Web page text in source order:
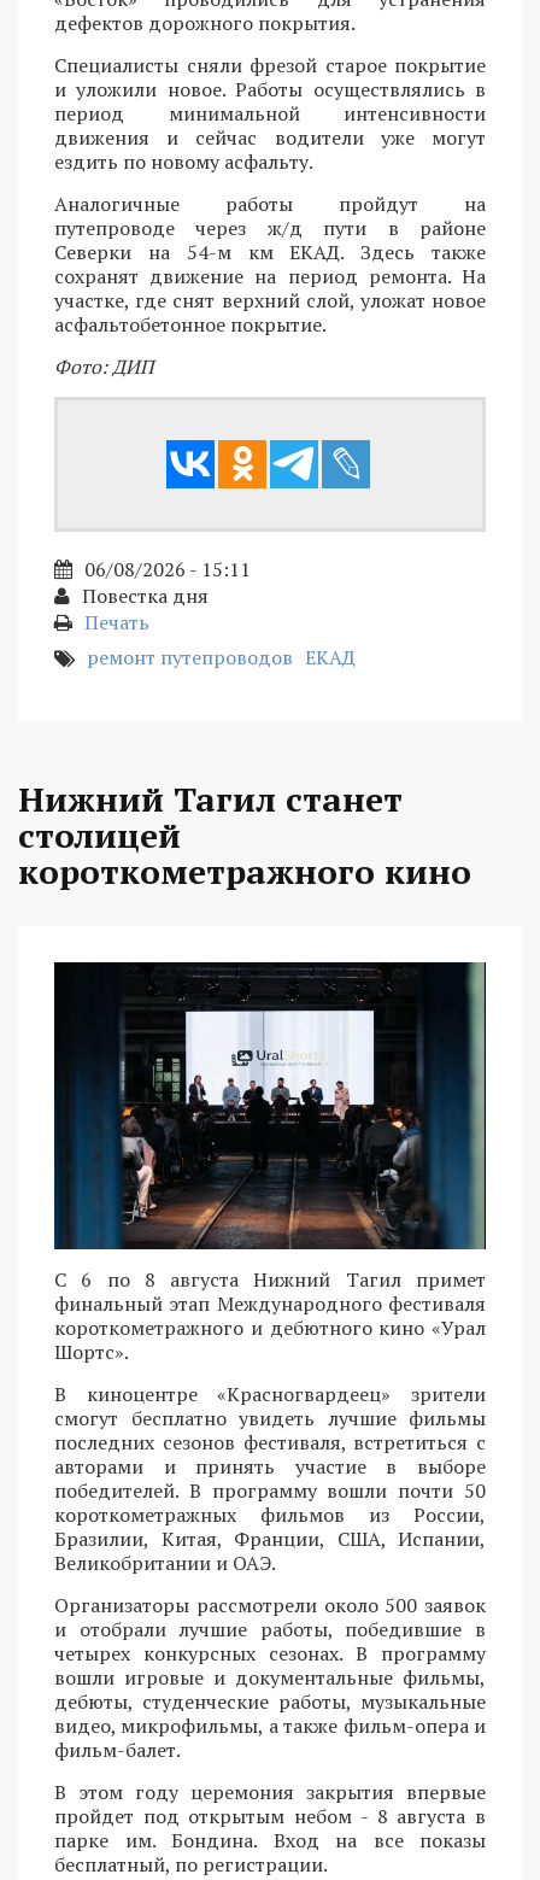
дефектов дорожного покрытия.
Специалисты сняли фрезой старое покрытие
и уложили новое. Работы осуществлялись в
период минимальной интенсивности
движения и сейчас водители уже могут
ездить по новому асфальту.
Аналогичные работы пройдут на
путепроводе через ж/д пути в районе
Северки на 54-м км ЕКАД. Здесь также
сохранят движение на период ремонта. На
участке, где снят верхний слой, уложат новое
асфальтобетонное покрытие.
Фото: ДИП
06/08/2026 - 15:11
Повестка дня
Печать
ремонт путепроводов ЕКАД
Нижний Тагил станет
столицей
короткометражного кино
С 6 по 8 августа Нижний Тагил примет
финальный этап Международного фестиваля
короткометражного и дебютного кино «Урал
Шортс».
В киноцентре «Красногвардеец» зрители
смогут бесплатно увидеть лучшие фильмы
последних сезонов фестиваля, встретиться с
авторами и принять участие в выборе
победителей. В программу вошли почти 50
короткометражных фильмов из России,
Бразилии, Китая, Франции, США, Испании,
Великобритании и ОАЭ.
Организаторы рассмотрели около 500 заявок
и отобрали лучшие работы, победившие в
четырех конкурсных сезонах. В программу
вошли игровые и документальные фильмы,
дебюты, студенческие работы, музыкальные
видео, микрофильмы, а также фильм-опера и
фильм-балет.
В этом году церемония закрытия впервые
пройдет под открытым небом - 8 августа в
парке им. Бондина. Вход на все показы
бесплатный, по регистрации.